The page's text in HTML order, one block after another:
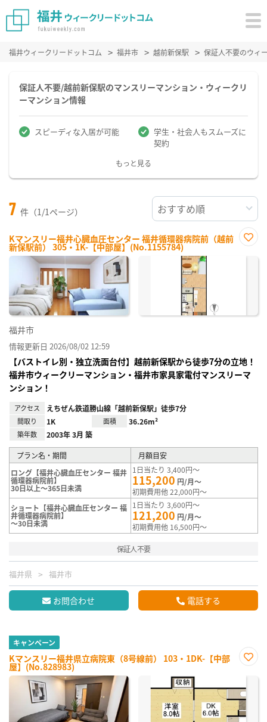
福井ウィークリードットコム 福井市 越前新保駅 保証人不要のウィ
保証人不要/越前新保駅のマンスリーマンション・ウィークリ
ーマンション情報
スピーディな入居が可能
学生・社会人もスムーズに
契約
もっと見る
7 件（1/1ページ）
Kマンスリー福井心臓血圧センター 福井循環器病院前（越前
新保駅前） 305・1K-【中部屋】(No.1155784)
に入
福井市
情報更新日 2026/08/02 12:59
【バストイレ別・独立洗面台付】越前新保駅から徒歩7分の立地！
福井市ウィークリーマンション・福井市家具家電付マンスリーマ
ンション！
アクセス えちぜん鉄道勝山線「越前新保駅」徒歩7分
間取り 1K 面積 36.26m²
築年数 2003年 3月 築
プラン名・期間
月額目安
ロング【福井心臓血圧センター 福井
循環器病院前】
30日以上～365日未満
1日当たり 3,400円～
115,200 円/月～
初期費用他 22,000円～
ショート【福井心臓血圧センター 福
井循環器病院前】
～30日未満
1日当たり 3,600円～
121,200 円/月～
初期費用他 16,500円～
保証人不要
福井県 福井市
お問合わせ 電話する
キャンペーン
Kマンスリー福井県立病院東（8号線前） 103・1DK-【中部
屋】(No.828983)
に入
り登
録